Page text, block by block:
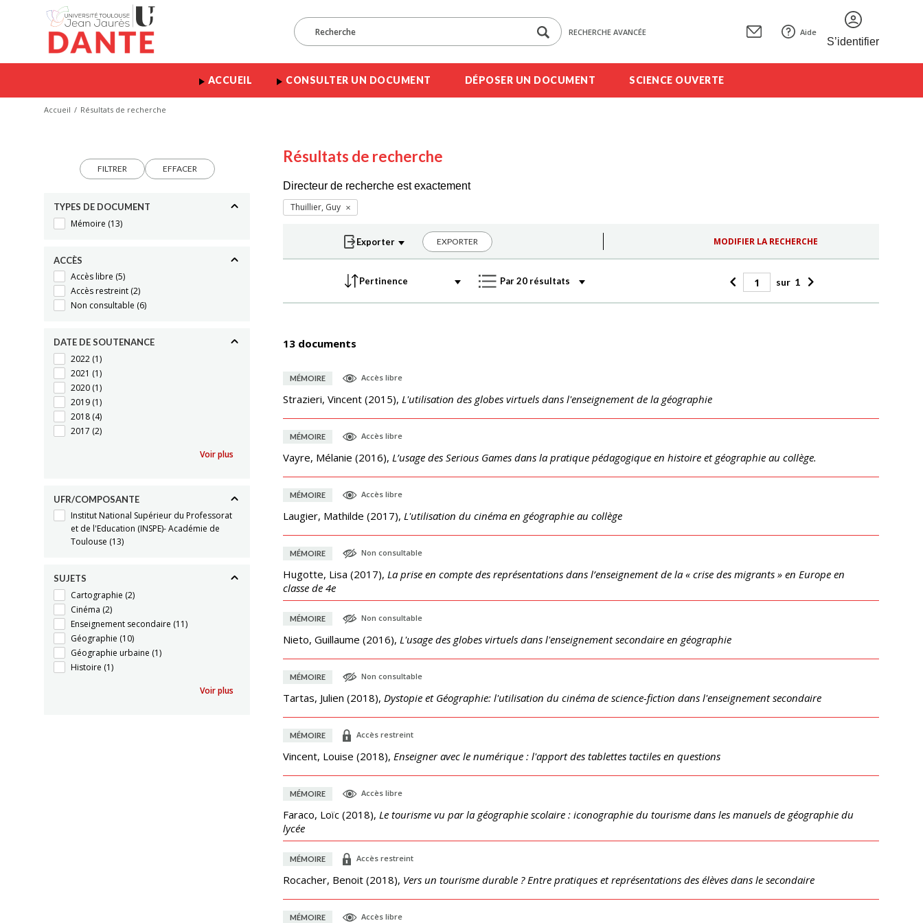
RECHERCHE AVANCÉE Aide
S’identifier
ACCUEIL CONSULTER UN DOCUMENT DÉPOSER UN DOCUMENT SCIENCE OUVERTE
Accueil Résultats de recherche
FILTRER EFFACER
TYPES DE DOCUMENT
Mémoire (13)
ACCÈS
Accès libre (5)
Accès restreint (2)
Non consultable (6)
DATE DE SOUTENANCE
2022 (1)
2021 (1)
2020 (1)
2019 (1)
2018 (4)
2017 (2)
Voir plus
UFR/COMPOSANTE
Institut National Supérieur du Professorat
et de l'Education (INSPE)- Académie de
Toulouse (13)
SUJETS
Cartographie (2)
Cinéma (2)
Enseignement secondaire (11)
Géographie (10)
Géographie urbaine (1)
Histoire (1)
Voir plus
Résultats de recherche
Directeur de recherche est exactement
Thuillier, Guy
EXPORTER MODIFIER LA RECHERCHE
sur 1
13 documents
MÉMOIRE Accès libre
Strazieri, Vincent (2015), L'utilisation des globes virtuels dans l'enseignement de la géographie
MÉMOIRE Accès libre
Vayre, Mélanie (2016), L’usage des Serious Games dans la pratique pédagogique en histoire et géographie au collège.
MÉMOIRE Accès libre
Laugier, Mathilde (2017), L'utilisation du cinéma en géographie au collège
MÉMOIRE Non consultable
Hugotte, Lisa (2017), La prise en compte des représentations dans l’enseignement de la « crise des migrants » en Europe en
classe de 4e
MÉMOIRE Non consultable
Nieto, Guillaume (2016), L'usage des globes virtuels dans l'enseignement secondaire en géographie
MÉMOIRE Non consultable
Tartas, Julien (2018), Dystopie et Géographie: l'utilisation du cinéma de science-fiction dans l'enseignement secondaire
MÉMOIRE Accès restreint
Vincent, Louise (2018), Enseigner avec le numérique : l'apport des tablettes tactiles en questions
MÉMOIRE Accès libre
Faraco, Loïc (2018), Le tourisme vu par la géographie scolaire : iconographie du tourisme dans les manuels de géographie du
lycée
MÉMOIRE Accès restreint
Rocacher, Benoit (2018), Vers un tourisme durable ? Entre pratiques et représentations des élèves dans le secondaire
MÉMOIRE Accès libre